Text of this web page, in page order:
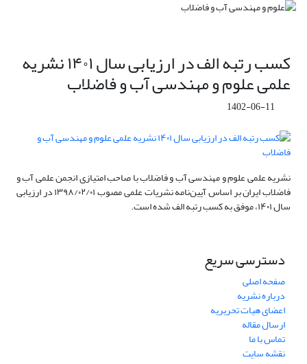
کسب رتبه الف در ارزیابی سال ۱۴۰۱ نشریه
علمی علوم و مهندسی آب و فاضلاب
1402-06-11
نشریه علمیعلوم و مهندسی آب و فاضلاببا صاحب امتیازی انجمن علمی آب و
فاضلاب ایران بر اساس آیین‌نامه نشریات علمی مصوب۱۳۹۸/۰۲/۰۱در ارزیابی
سال ، موفق به کسب رتبه الف شده است.
دسترسی سریع
صفحه اصلی
درباره نشریه
اعضای هیات تحریریه
ارسال مقاله
تماس با ما
نقشه سایت